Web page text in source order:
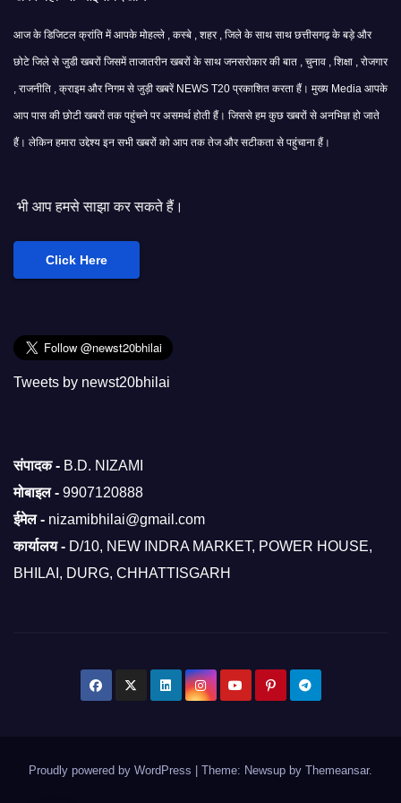
आज के डिजिटल क्रांति में आपके मोहल्ले , कस्बे , शहर , जिले के साथ साथ छत्तीसगढ़ के बड़े और
छोटे जिले से जुडी खबरों जिसमें ताजातरीन खबरों के साथ जनसरोकार की बात , चुनाव , शिक्षा , रोजगार
, राजनीति , क्राइम और निगम से जुड़ी खबरें NEWS T20 प्रकाशित करता हैं। मुख्य Media आपके
आप पास की छोटी खबरों तक पहुंचने पर असमर्थ होती हैं। जिससे हम कुछ खबरों से अनभिज्ञ हो जाते
हैं। लेकिन हमारा उद्देश्य इन सभी खबरों को आप तक तेज और सटीकता से पहुंचाना हैं।
कर सकते हैं।
Click Here
Tweets by newst20bhilai
संपादक - B.D. NIZAMI
मोबाइल - 9907120888
ईमेल - nizamibhilai@gmail.com
कार्यालय - D/10, NEW INDRA MARKET, POWER HOUSE,
BHILAI, DURG, CHHATTISGARH
Proudly powered by WordPress Theme: Newsup by Themeansar.